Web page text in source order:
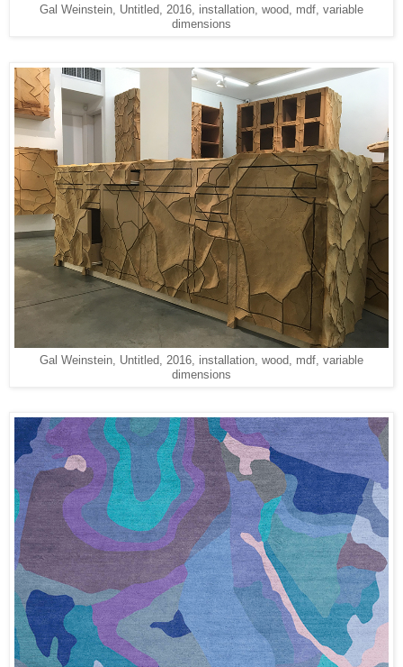
Gal Weinstein, Untitled, 2016, installation, wood, mdf, variable
dimensions
Gal Weinstein, Untitled, 2016, installation, wood, mdf, variable
dimensions